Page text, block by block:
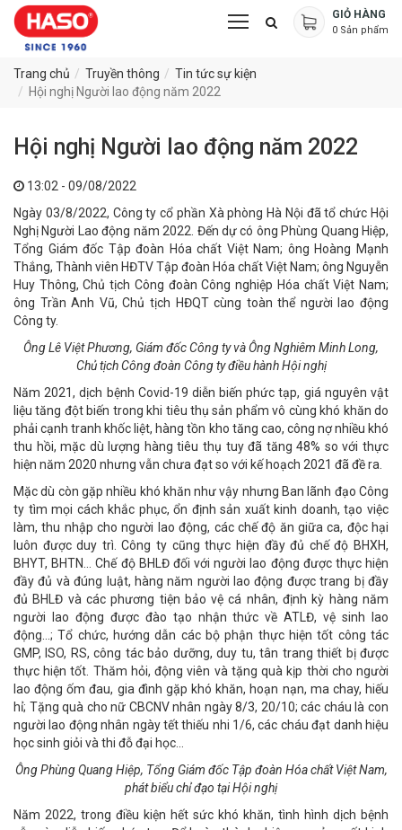
GIỎ HÀNG
0 Sản phẩm
Trang chủ Truyền thông
Tin tức sự kiện
Hội nghị Người lao động năm 2022
Hội nghị Người lao động năm 2022
13:02 - 09/08/2022
Ngày 03/8/2022, Công ty cổ phần Xà phòng Hà Nội đã tổ chức Hội
Nghị Người Lao động năm 2022. Đến dự có ông Phùng Quang Hiệp,
Tổng Giám đốc Tập đoàn Hóa chất Việt Nam; ông Hoàng Mạnh
Thắng, Thành viên HĐTV Tập đoàn Hóa chất Việt Nam; ông Nguyễn
Huy Thông, Chủ tịch Công đoàn Công nghiệp Hóa chất Việt Nam;
ông Trần Anh Vũ, Chủ tịch HĐQT cùng toàn thể người lao động
Công ty.
Ông Lê Việt Phương, Giám đốc Công ty và Ông Nghiêm Minh Long,
Chủ tịch Công đoàn Công ty điều hành Hội nghị
Năm 2021, dịch bệnh Covid-19 diễn biến phức tạp, giá nguyên vật
liệu tăng đột biến trong khi tiêu thụ sản phẩm vô cùng khó khăn do
phải cạnh tranh khốc liệt, hàng tồn kho tăng cao, công nợ nhiều khó
thu hồi, mặc dù lượng hàng tiêu thụ tuy đã tăng 48% so với thực
hiện năm 2020 nhưng vẫn chưa đạt so với kế hoạch 2021 đã đề ra.
Mặc dù còn gặp nhiều khó khăn như vậy nhưng Ban lãnh đạo Công
ty tìm mọi cách khắc phục, ổn định sản xuất kinh doanh, tạo việc
làm, thu nhập cho người lao động, các chế độ ăn giữa ca, độc hại
luôn được duy trì. Công ty cũng thực hiện đầy đủ chế độ BHXH,
BHYT, BHTN... Chế độ BHLĐ đối với người lao động được thực hiện
đầy đủ và đúng luật, hàng năm người lao động được trang bị đầy
đủ BHLĐ và các phương tiện bảo vệ cá nhân, định kỳ hàng năm
người lao động được đào tạo nhận thức về ATLĐ, vệ sinh lao
động...; Tổ chức, hướng dẫn các bộ phận thực hiện tốt công tác
GMP, ISO, RS, công tác bảo dưỡng, duy tu, tân trang thiết bị được
thực hiện tốt. Thăm hỏi, động viên và tặng quà kịp thời cho người
lao động ốm đau, gia đình gặp khó khăn, hoạn nạn, ma chay, hiếu
hỉ; Tặng quà cho nữ CBCNV nhân ngày 8/3, 20/10; các cháu là con
người lao động nhân ngày tết thiếu nhi 1/6, các cháu đạt danh hiệu
học sinh giỏi và thi đỗ đại học...
Ông Phùng Quang Hiệp, Tổng Giám đốc Tập đoàn Hóa chất Việt Nam,
phát biểu chỉ đạo tại Hội nghị
Năm 2022, trong điều kiện hết sức khó khăn, tình hình dịch bệnh